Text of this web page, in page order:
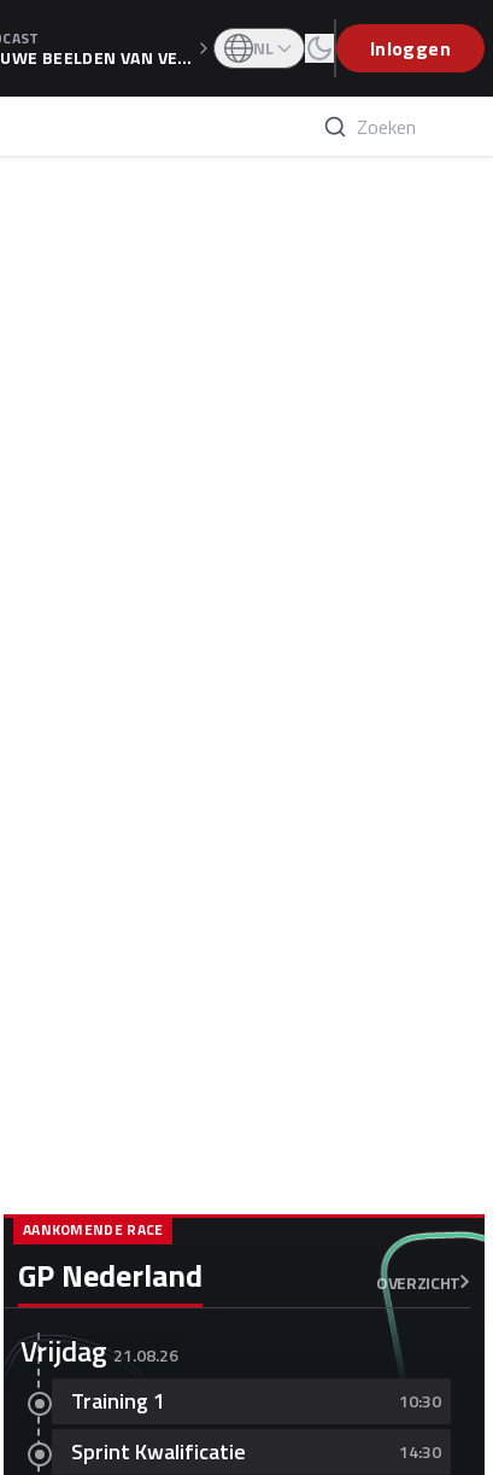
BEELDEN VAN VER
IS ER NU GETEKEND'
NL Inloggen
GP Nederland OVERZICHT
AANKOMENDE RACE
Vrijdag 21.08.26
Training 1 10:30
Sprint Kwalificatie 14:30